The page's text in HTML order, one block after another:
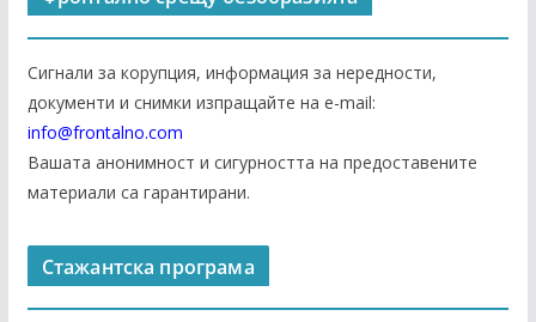
Сигнали за корупция, информация за нередности,
документи и снимки изпращайте на е-mail:
info@frontalno.com
Вашата анонимност и сигурността на предоставените
материали са гарантирани.
Стажантска програма